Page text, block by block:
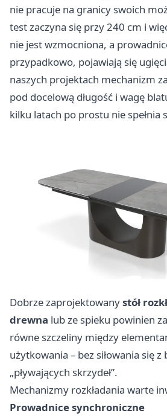
nie pracuje na granicy swoich
test zaczyna się przy 240 cm i
nie jest wzmocniona, a
przypadkowo, pojawiają się
naszych projektach mechanizm
pod docelową długość i wagę
kilku latach po prostu nie spełnia
Dobrze zaprojektowanystół
drewna lub ze spieku powinien
równe szczeliny między
użytkowania – bez siłowania się
„pływających skrzydeł”.
Mechanizmy rozkładania warte
Prowadnice synchroniczne